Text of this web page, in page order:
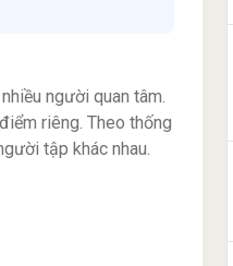
người quan tâm.
riêng. Theo thống
tập khác nhau.